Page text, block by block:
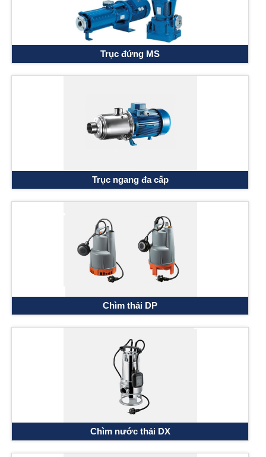
Trục đứng MS
Trục ngang đa cấp
Chìm thải DP
Chìm nước thải DX